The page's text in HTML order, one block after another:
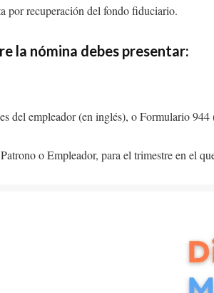
por recuperación del fondo fiduciario.
la nómina debes presentar:
del empleador (en inglés), o Formulario 944
o Empleador, para el trimestre en el